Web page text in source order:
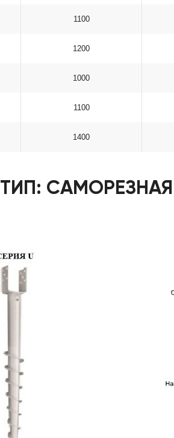
1100
1200
1000
1100
1400
ТИП: САМОРЕЗНАЯ